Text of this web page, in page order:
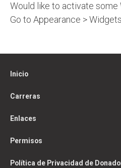
Would like to activate some
Go to Appearance >
Inicio
Carreras
Enlaces
Permisos
Política de Privacidad de